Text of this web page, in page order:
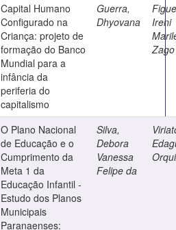
Capital Humano
Configurado na
Criança: projeto de
formação do Banco
Mundial para a
infância da
periferia do
capitalismo
Guerra,
Dhyovana
Ireni
Zago
O Plano Nacional
de Educação e o
Cumprimento da
Meta 1 da
Educação Infantil -
Estudo dos Planos
Municipais
Paranaenses:
Silva,
Debora
Vanessa
Felipe da